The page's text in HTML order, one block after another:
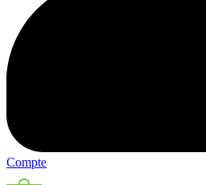
Compte